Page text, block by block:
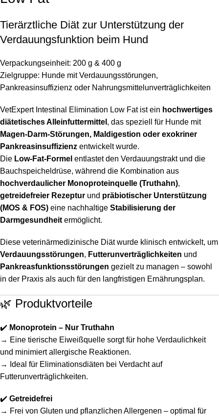
Tierärztliche Diät zur Unterstützung der
Verdauungsfunktion beim Hund
Verpackungseinheit: 200 g & 400 g
Zielgruppe: Hunde mit Verdauungsstörungen,
Pankreasinsuffizienz oder Nahrungsmittelunverträglichkeiten
VetExpert Intestinal Elimination Low Fat ist ein hochwertiges
diätetisches Alleinfuttermittel , das speziell für Hunde mit
Magen-Darm-Störungen, Maldigestion oder exokriner
Pankreasinsuffizienz entwickelt wurde.
Die Low-Fat-Formel entlastet den Verdauungstrakt und die
Bauchspeicheldrüse, während die Kombination aus
hochverdaulicher Monoproteinquelle (Truthahn),
getreidefreier Rezeptur und präbiotischer Unterstützung
(MOS & FOS) eine nachhaltige Stabilisierung der
Darmgesundheit ermöglicht.
Diese veterinärmedizinische Diät wurde klinisch entwickelt, um
Verdauungsstörungen, Futterunverträglichkeiten und
Pankreasfunktionsstörungen gezielt zu managen – sowohl
in der Praxis als auch für den langfristigen Ernährungsplan.
🌿 Produktvorteile
✔️ Monoprotein – Nur Truthahn
→ Eine tierische Eiweißquelle sorgt für hohe Verdaulichkeit
und minimiert allergische Reaktionen.
→ Ideal für Eliminationsdiäten bei Verdacht auf
Futterunverträglichkeiten.
✔️ Getreidefrei
→ Frei von Gluten und pflanzlichen Allergenen – optimal für